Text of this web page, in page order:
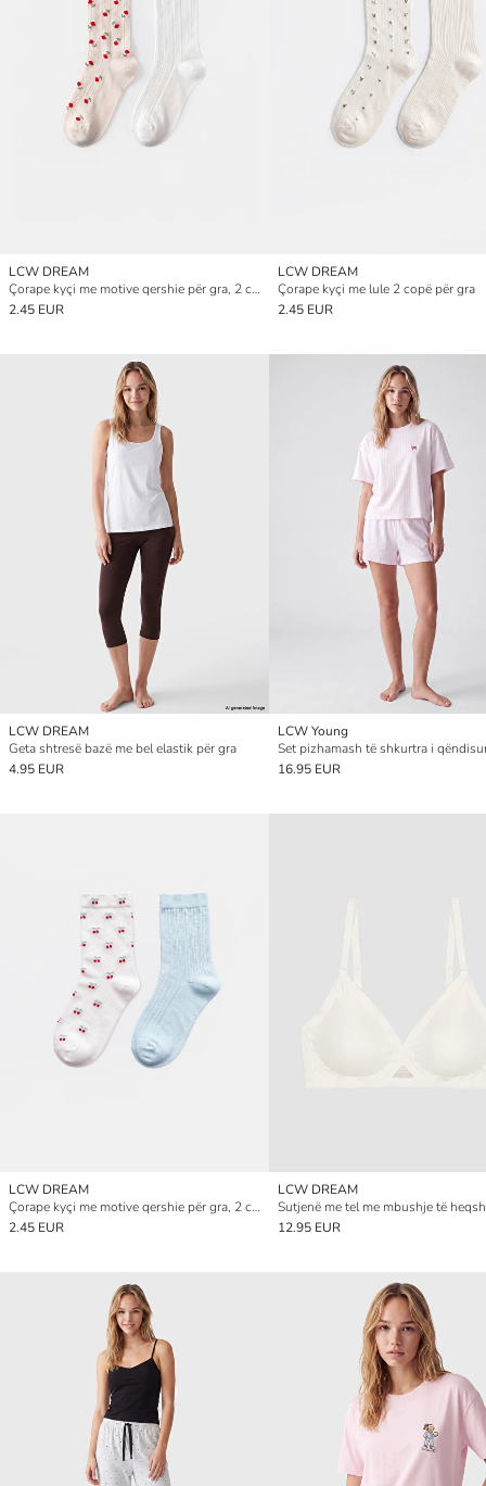
LCW DREAM
Çorape kyçi me motive qershie për gra, 2 copë, dy pako
2.45 EUR
LCW DREAM
Çorape kyçi me lule 2 copë për gra
2.45 EUR
LCW DREAM
Geta shtresë bazë me bel elastik për gra
4.95 EUR
LCW Young
16.95 EUR
LCW DREAM
Çorape kyçi me motive qershie për gra, 2 copë, dy pako
2.45 EUR
LCW DREAM
12.95 EUR